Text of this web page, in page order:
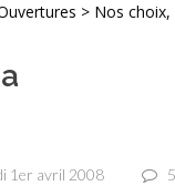
> Nos
1er avril 2008